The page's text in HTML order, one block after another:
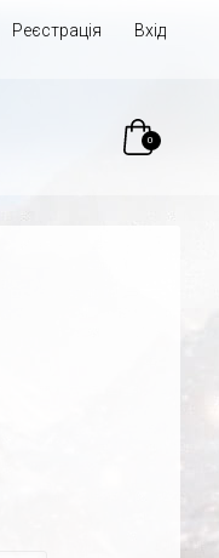
Реєстрація Вхід
Google та інші
0